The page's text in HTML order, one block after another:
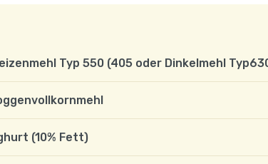
Typ 550 (405 oder Dinkelmehl
(10% Fett)